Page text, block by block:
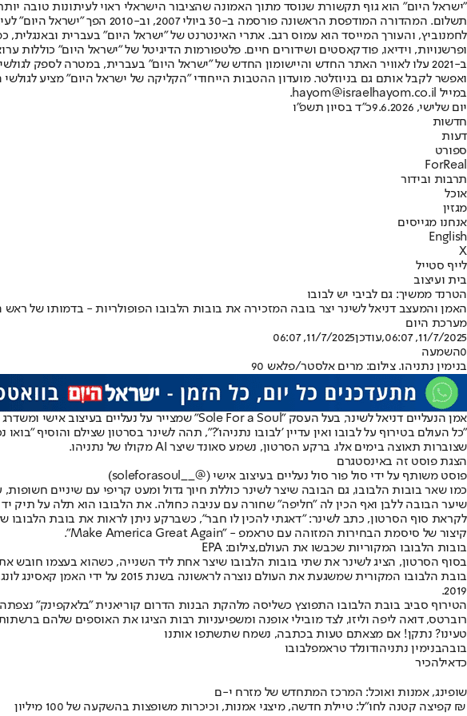
"ישראל היום" הוא גוף תקשורת שנוסד מתוך האמונה שהציבור הישראלי ראוי לעיתונות טובה
תשלום. המהדורה המודפסת
ופרשנויות, וידיאו, פודקאסטים ושידורים חיים. פלטפורמות הדיגיטל של "ישראל היום" כוללות
ב-2021 עלו לאוויר האתר החדש והיישומון החדש של "ישראל היום" בעברית, במטרה לספק
ואפשר לקבל אותם גם בניוזלטר. מועדון ההטבות הייחודי "הקליקה של ישראל היום" מציע
במייל hayom@israelhayom.co.il.
יום שלישי, 9.6.2026
כ"ד בסיון תשפ"ו
חדשות
דעות
ספורט
ForReal
תרבות ובידור
אוכל
מגזין
אנחנו מגייסים
English
X
לייף סטייל
בית ועיצוב
הטרנד ממשיך: גם לביבי יש לבובו
האמן והמעצב דניאל לשינר יצר בובה המזכירה את בובות הלבובו הפופולריות - בדמותו של
מערכת היום
11/7/2025, 06:07
,עודכן11/7/2025, 06:07
0השמעה
בנימין נתניהו. צילום: מרים אלסטר/פלאש 90
אמן הנעליים דניאל לשינר, בעל העסק "Sole For a Soul" שמצייר על נעליים בעיצוב אישי ומשדרג אותן - עיצב ויצר פריט לא שגרתי -
"כל העולם בטירוף על לבובו ואין עדיין 'לבובו נתניהו'?", תהה לשינר בסרטון שצילם והוסיף
שצוברות תאוצה בימים אלו. ברקע הסרטון, נשמע סאונד שיצר AI מקולו של נתניהו.
הצגת פוסט זה באינסטגרם
פוסט משותף על ידי ‏‎סול פור סול נעליים בעיצוב אישי‎‏ (@‏‎soleforasoul__‎‏)
כמו שאר בובות הלבובו, גם הבובה שיצר לשינר כוללת חיוך גדול ומעט קריפי עם שיניים
שיער הבובה ללבן ואף הכין לה "חליפה" שחורה עם עניבה כחולה. את הלבובו הוא תלה על תיק
קיצור של סיסמת הבחירות המזוהה עם טראמפ - "Make America Great Again".
בובות הלבובו המקוריות שכבשו את העולם,צילום: EPA
בסוף הסרטון, הציג לשינר את שתי בובות הלבובו שיצר אחת ליד השנייה, כשהוא בעצמו
2019.
הטירוף סביב בובת הלבובו התפוצץ כשליסה מלהקת הבנות הדרום קוריאנית "בלאקפינק"
רוברטס, דואה ליפה וליזו, לצד מובילי אופנה ומשפיעניות רבות הציגו את האוספים שלהם
טעינו? נתקן! אם מצאתם טעות בכתבה, נשמח שתשתפו אותנו
בובהבנימין נתניהודונלד טראמפלבובו
כדאילהכיר
שופינג, אמנות ואוכל: המרכז המתחדש של מזרח י-ם
קפיצה קטנה לחו"ל: טיילת חדשה, מיצגי אמנות, וכיכרות משופצות בהשקעה של 100 מיליון ₪